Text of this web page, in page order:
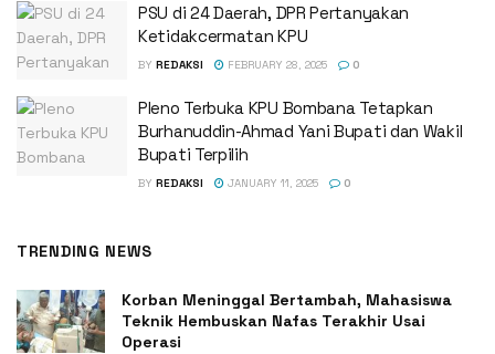
PSU di 24 Daerah, DPR Pertanyakan
Ketidakcermatan KPU
BY REDAKSI FEBRUARY 28, 2025 0
Pleno Terbuka KPU Bombana Tetapkan
Burhanuddin-Ahmad Yani Bupati dan Wakil
Bupati Terpilih
BY REDAKSI JANUARY 11, 2025 0
TRENDING NEWS
Korban Meninggal Bertambah, Mahasiswa
Teknik Hembuskan Nafas Terakhir Usai
Operasi